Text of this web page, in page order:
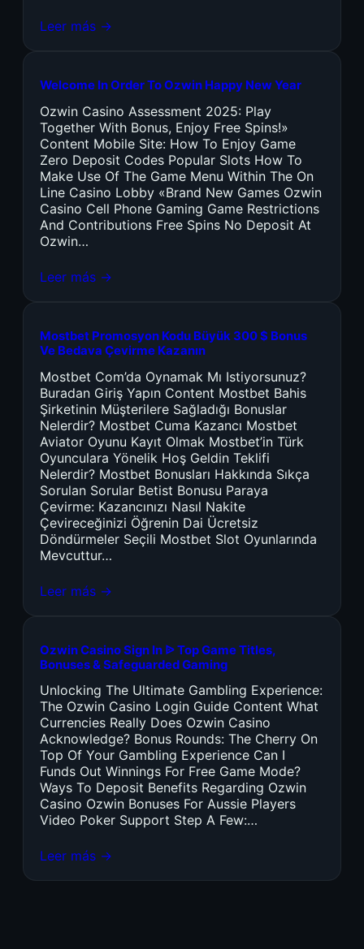
Leer más →
Welcome In Order To Ozwin Happy New Year
Ozwin Casino Assessment 2025: Play
Together With Bonus, Enjoy Free Spins!»
Content Mobile Site: How To Enjoy Game
Zero Deposit Codes Popular Slots How To
Make Use Of The Game Menu Within The On
Line Casino Lobby «Brand New Games Ozwin
Casino Cell Phone Gaming Game Restrictions
And Contributions Free Spins No Deposit At
Ozwin…
Leer más →
Mostbet Promosyon Kodu Büyük 300 $ Bonus
Ve Bedava Çevirme Kazanın
Mostbet Com’da Oynamak Mı Istiyorsunuz?
Buradan Giriş Yapın Content Mostbet Bahis
Şirketinin Müşterilere Sağladığı Bonuslar
Nelerdir? Mostbet Cuma Kazancı Mostbet
Aviator Oyunu Kayıt Olmak Mostbet’in Türk
Oyunculara Yönelik Hoş Geldin Teklifi
Nelerdir? Mostbet Bonusları Hakkında Sıkça
Sorulan Sorular Betist Bonusu Paraya
Çevirme: Kazancınızı Nasıl Nakite
Çevireceğinizi Öğrenin Dai Ücretsiz
Döndürmeler Seçili Mostbet Slot Oyunlarında
Mevcuttur…
Leer más →
Ozwin Casino Sign In ᐉ Top Game Titles,
Bonuses & Safeguarded Gaming
Unlocking The Ultimate Gambling Experience:
The Ozwin Casino Login Guide Content What
Currencies Really Does Ozwin Casino
Acknowledge? Bonus Rounds: The Cherry On
Top Of Your Gambling Experience Can I
Funds Out Winnings For Free Game Mode?
Ways To Deposit Benefits Regarding Ozwin
Casino Ozwin Bonuses For Aussie Players
Video Poker Support Step A Few:…
Leer más →